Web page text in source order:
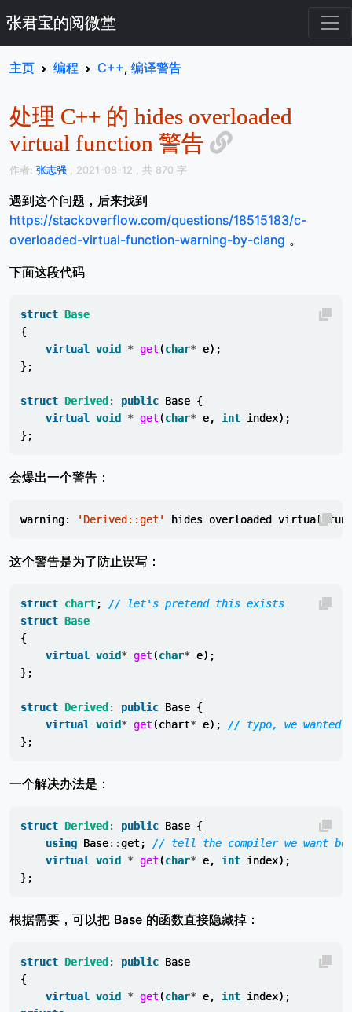
张君宝的阅微堂
主页 编程 C++, 编译警告
处理 C++ 的 hides overloaded
virtual function 警告
作者: 张志强 , 2021-08-12 , 共 870 字
遇到这个问题，后来找到
https://stackoverflow.com/questions/18515183/c-
overloaded-virtual-function-warning-by-clang 。
下面这段代码
struct Base
{
virtual
void * get(char* e);
};
struct Derived : public Base {
virtual
void * get(char* e, int index);
};
会爆出一个警告：
warning: 'Derived::get' hides overloaded virtual
这个警告是为了防止误写：
struct chart;
// let's pretend this exists
struct Base
{
virtual
void* get(char* e);
};
struct Derived : public Base {
virtual
void* get(chart* e);
// typo, we wanted
};
一个解决办法是：
struct Derived : public Base {
using Base::get;
// tell the compiler we want
virtual
void * get(char* e, int index);
};
根据需要，可以把 Base 的函数直接隐藏掉：
struct Derived : public Base
{
virtual
void * get(char* e, int index);